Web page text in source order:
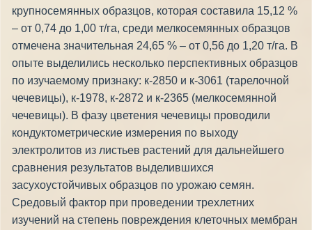
крупносемянных образцов, которая составила 15,12 %
– от 0,74 до 1,00 т/га, среди мелкосемянных образцов
отмечена значительная 24,65 % – от 0,56 до 1,20 т/га. В
опыте выделились несколько перспективных образцов
по изучаемому признаку: к-2850 и к-3061 (тарелочной
чечевицы), к-1978, к-2872 и к-2365 (мелкосемянной
чечевицы). В фазу цветения чечевицы проводили
кондуктометрические измерения по выходу
электролитов из листьев растений для дальнейшего
сравнения результатов выделившихся
засухоустойчивых образцов по урожаю семян.
Средовый фактор при проведении трехлетних
изучений на степень повреждения клеточных мембран